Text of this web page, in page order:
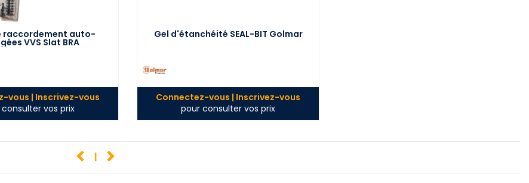
raccordement auto-
VVS Slat BRA
vous | Inscrivez-vous
vos prix
Gel d'étanchéité SEAL-BIT Golmar
Connectez-vous | Inscrivez-vous
pour consulter vos prix
1